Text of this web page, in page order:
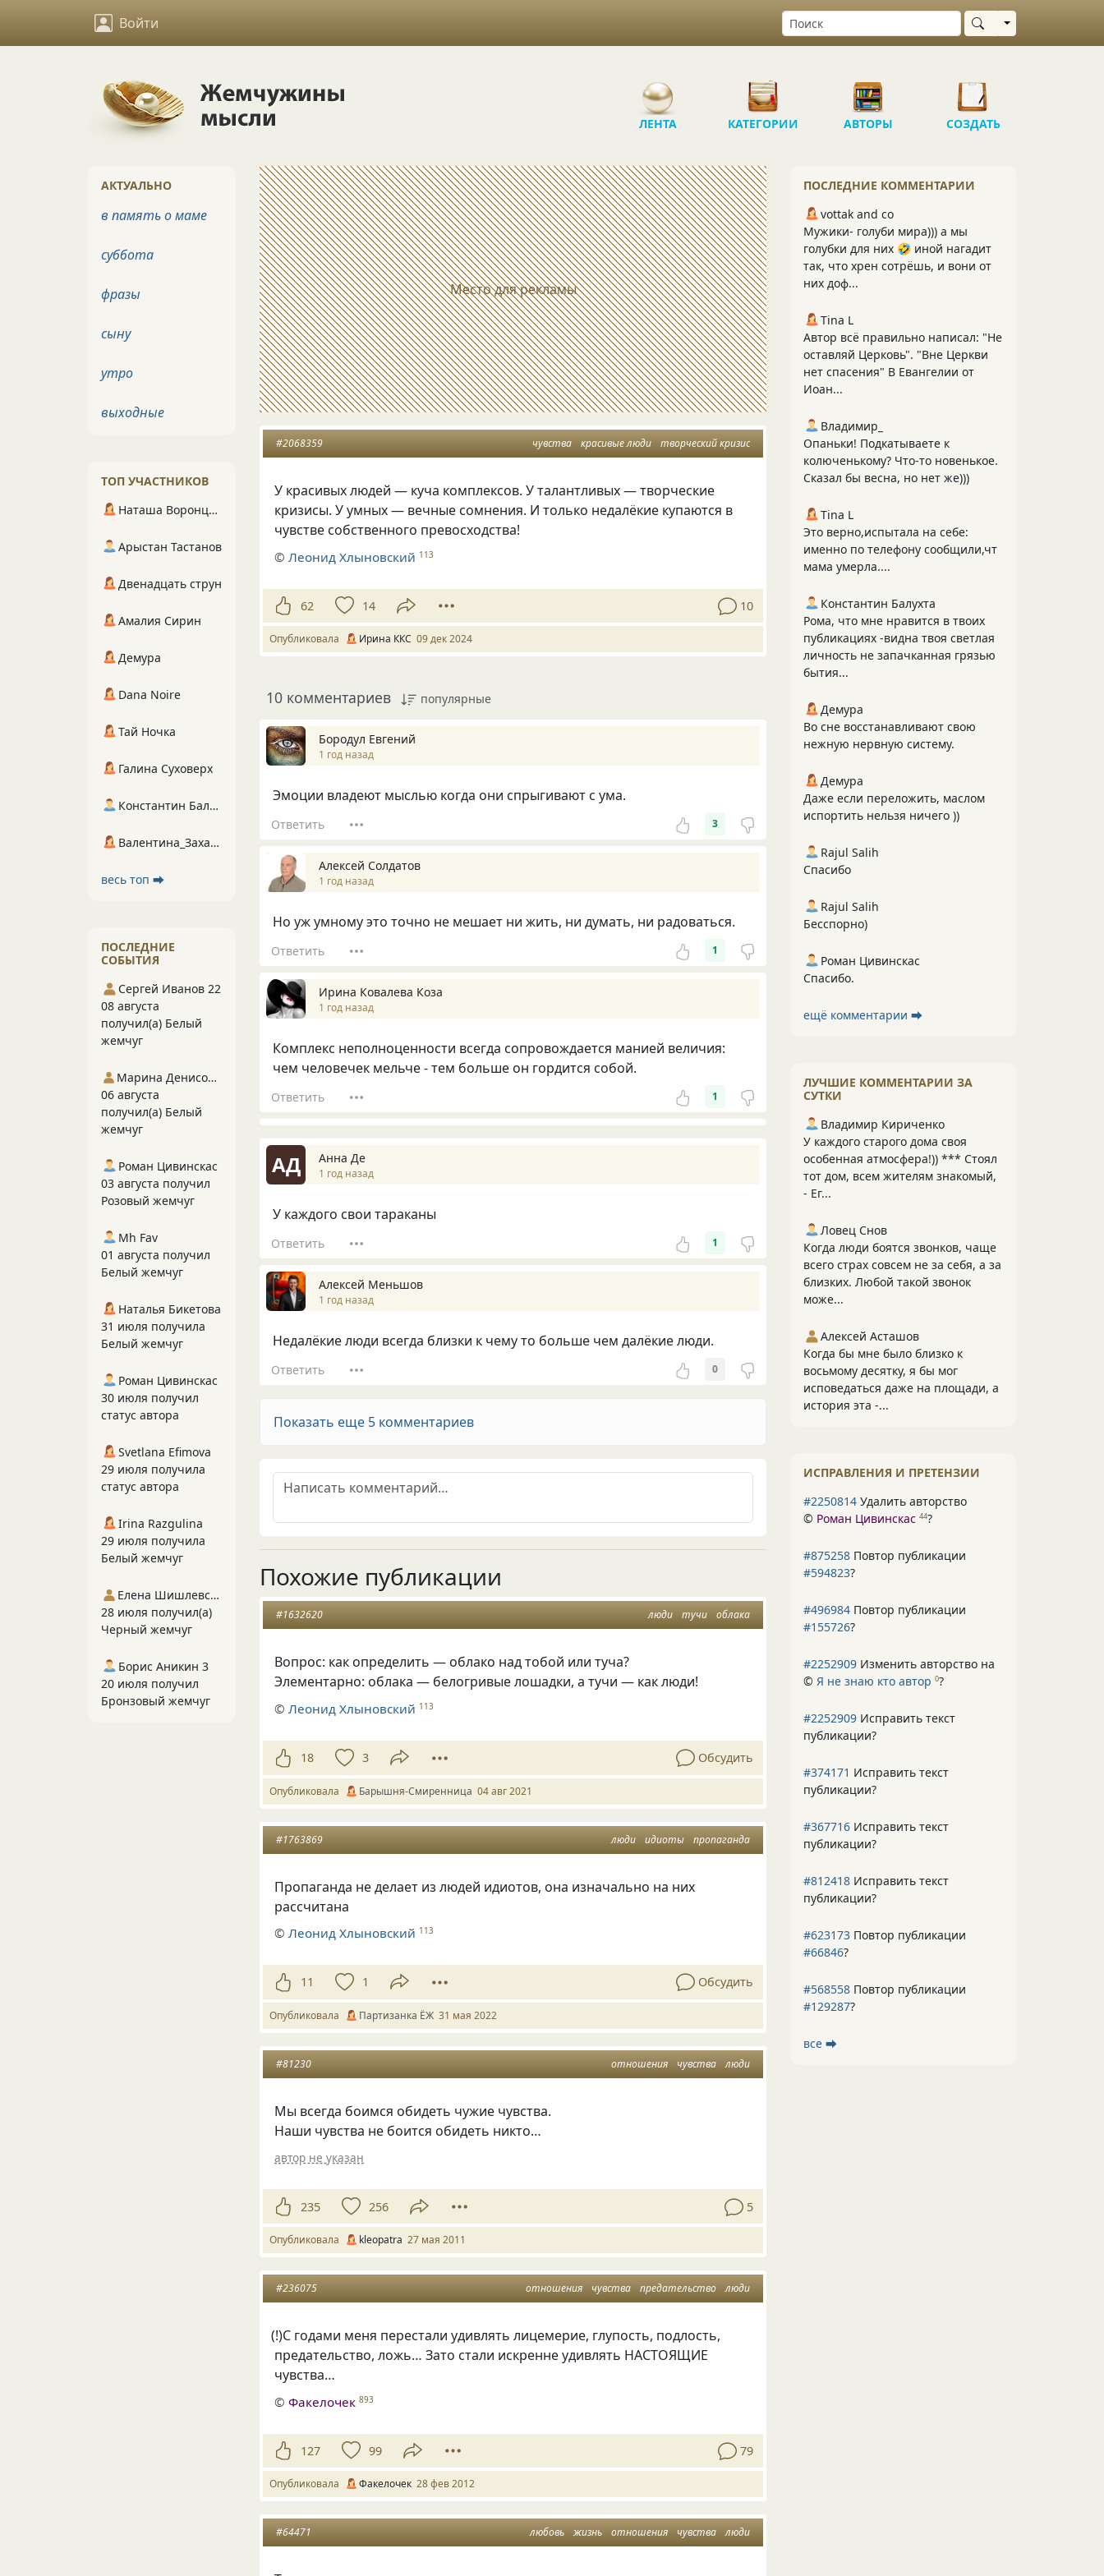
Войти Выбрать область
ЛЕНТА КАТЕГОРИИ АВТОРЫ СОЗДАТЬ
Место для рекламы
чувства красивые люди творческий кризис
#2068359
У красивых людей — куча комплексов. У талантливых — творческие
кризисы. У умных — вечные сомнения. И только недалёкие купаются в
чувстве собственного превосходства!
©Леонид Хлыновский 113
62 14 10
Опубликовала Ирина ККС 09 дек 2024
10 комментариев популярные
Бородул Евгений
1 год назад
Эмоции владеют мыслью когда они спрыгивают с ума.
Ответить 3
Алексей Солдатов
1 год назад
Но уж умному это точно не мешает ни жить, ни думать, ни радоваться.
Ответить 1
Ирина Ковалева Коза
1 год назад
Комплекс неполноценности всегда сопровождается манией величия:
чем человечек мельче - тем больше он гордится собой.
Ответить 1
АД Анна Де
1 год назад
У каждого свои тараканы
Ответить 1
Алексей Меньшов
1 год назад
Недалёкие люди всегда близки к чему то больше чем далёкие люди.
Ответить 0
Показать еще 5 комментариев
Похожие публикации
люди тучи облака
#1632620
Вопрос: как определить — облако над тобой или туча?
Элементарно: облака — белогривые лошадки, а тучи — как люди!
©Леонид Хлыновский 113
18 3 Обсудить
Опубликовала Барышня-Смиренница 04 авг 2021
люди идиоты пропаганда
#1763869
Пропаганда не делает из людей идиотов, она изначально на них
рассчитана
©Леонид Хлыновский 113
11 1 Обсудить
Опубликовала Партизанка ЁЖ 31 мая 2022
отношения чувства люди
#81230
Мы всегда боимся обидеть чужие чувства.
Наши чувства не боится обидеть никто…
автор не указан
235 256 5
Опубликовала kleopatra 27 мая 2011
отношения чувства предательство люди
#236075
(!)С годами меня перестали удивлять лицемерие, глупость, подлость,
предательство, ложь… Зато стали искренне удивлять НАСТОЯЩИЕ
чувства…
©Факелочек 893
127 99 79
Опубликовала Факелочек 28 фев 2012
любовь жизнь отношения чувства люди
#64471
ПОСЛЕДНИЕ КОММЕНТАРИИ
vottak and co
Мужики- голуби мира))) а мы
голубки для них 🤣 иной нагадит
так, что хрен сотрёшь, и вони от
них доф...
Tina L
Автор всё правильно написал: "Не
оставляй Церковь". "Вне Церкви
нет спасения" В Евангелии от
Иоан...
Владимир_
Опаньки! Подкатываете к
колюченькому? Что-то новенькое.
Сказал бы весна, но нет же)))
Tina L
Это верно,испытала на себе:
именно по телефону сообщили,чт
мама умерла....
Константин Балухта
Рома, что мне нравится в твоих
публикациях -видна твоя светлая
личность не запачканная грязью
бытия...
Демура
Во сне восстанавливают свою
нежную нервную систему.
Демура
Даже если переложить, маслом
испортить нельзя ничего ))
Rajul Salih
Спасибо
Rajul Salih
Бесспорно)
Роман Цивинскас
Спасибо.
ещё комментарии ⮕
ЛУЧШИЕ КОММЕНТАРИИ ЗА
СУТКИ
Владимир Кириченко
У каждого старого дома своя
особенная атмосфера!)) *** Стоял
тот дом, всем жителям знакомый,
- Ег...
Ловец Снов
Когда люди боятся звонков, чаще
всего страх совсем не за себя, а за
близких. Любой такой звонок
може...
Алексей Асташов
Когда бы мне было близко к
восьмому десятку, я бы мог
исповедаться даже на площади, а
история эта -...
ИСПРАВЛЕНИЯ И ПРЕТЕНЗИИ
#2250814 Удалить авторство
© Роман Цивинскас 44?
#875258 Повтор публикации
#594823?
#496984 Повтор публикации
#155726?
#2252909 Изменить авторство на
© Я не знаю кто автор 0?
#2252909 Исправить текст
публикации?
#374171 Исправить текст
публикации?
#367716 Исправить текст
публикации?
#812418 Исправить текст
публикации?
#623173 Повтор публикации
#66846?
#568558 Повтор публикации
#129287?
все ⮕
АКТУАЛЬНО
в память о маме
суббота
фразы
сыну
утро
выходные
ТОП УЧАСТНИКОВ
Наташа Воронцова
Арыстан Тастанов
Двенадцать струн
Амалия Сирин
Демура
Dana Noire
Тай Ночка
Галина Суховерх
Константин Балухта
Валентина_Захарова
весь топ ⮕
ПОСЛЕДНИЕ
СОБЫТИЯ
Сергей Иванов 22
08 августа
получил(а) Белый
жемчуг
Марина Денисова 5
06 августа
получил(а) Белый
жемчуг
Роман Цивинскас
03 августа получил
Розовый жемчуг
Mh Fav
01 августа получил
Белый жемчуг
Наталья Бикетова
31 июля получила
Белый жемчуг
Роман Цивинскас
30 июля получил
статус автора
Svetlana Efimova
29 июля получила
статус автора
Irina Razgulina
29 июля получила
Белый жемчуг
Елена Шишлевская
28 июля получил(а)
Черный жемчуг
Борис Аникин 3
20 июля получил
Бронзовый жемчуг